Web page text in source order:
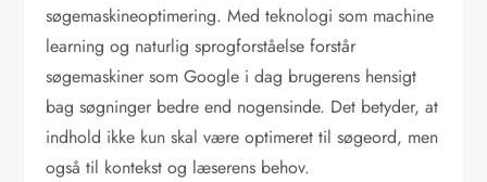
søgemaskineoptimering. Med teknologi som machine
learning og naturlig sprogforståelse forstår
søgemaskiner som Google i dag brugerens hensigt
bag søgninger bedre end nogensinde. Det betyder, at
indhold ikke kun skal være optimeret til søgeord, men
også til kontekst og læserens behov.